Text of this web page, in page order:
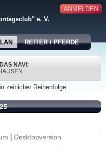
ANMELDEN
e. V.
REITER / PFERDE
NAVI:
zeitlicher Reihenfolge:
Desktopversion